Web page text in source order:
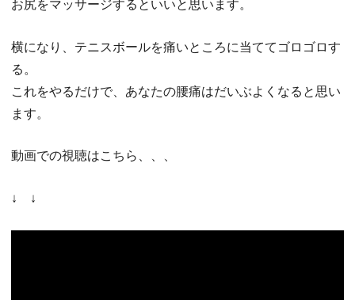
お尻をマッサージするといいと思います。
横になり、テニスボールを痛いところに当ててゴロゴロす
る。
これをやるだけで、あなたの腰痛はだいぶよくなると思い
ます。
動画での視聴はこちら、、、
↓ ↓